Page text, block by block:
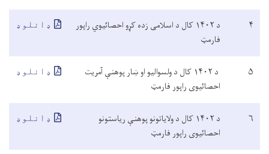
۴
د ۱۴۰۲ کال د اسلامی زده کړو احصائیوي راپور
فارمټ
ډانلوډ
۵
د ۱۴۰۲ کال د ولسوالیو او ښار پوهنې آمریت
احصائیوی راپور فارمټ
ډانلوډ
۶
د ۱۴۰۲ کال د ولایاتونو پوهنې ریاستونو
احصائیوی راپور فارمټ
ډانلوډ